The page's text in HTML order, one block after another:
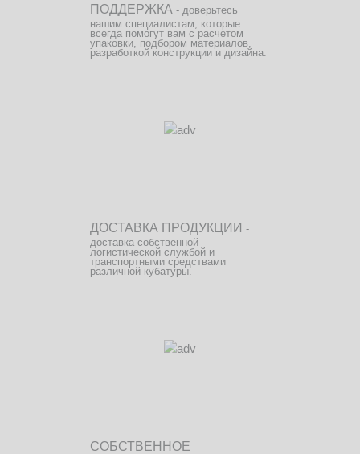
ПОДДЕРЖКА - доверьтесь
нашим специалистам, которые
всегда помогут вам с расчетом
упаковки, подбором материалов,
разработкой конструкции и дизайна.
ДОСТАВКА ПРОДУКЦИИ -
доставка собственной
логистической службой и
транспортными средствами
различной кубатуры.
СОБСТВЕННОЕ